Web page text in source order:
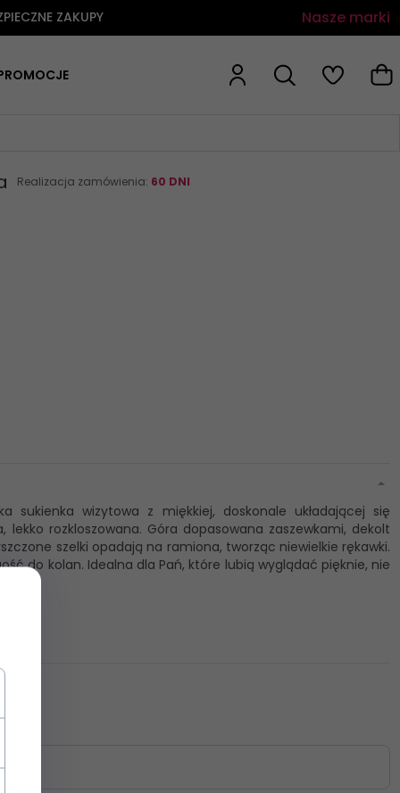
ZAKUPY Nasze marki
Realizacja zamówienia: 60 DNI
sukienka wizytowa z miękkiej, doskonale układającej się
rozkloszowana. Góra dopasowana zaszewkami, dekolt
szelki opadają na ramiona, tworząc niewielkie rękawki.
do kolan. Idealna dla Pań, które lubią wyglądać pięknie, nie